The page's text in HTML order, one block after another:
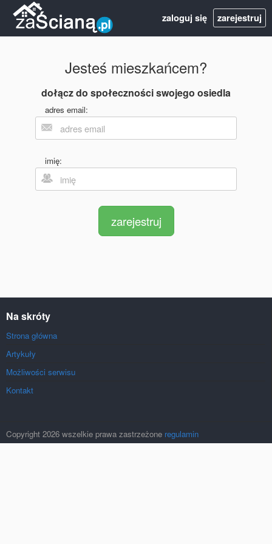
zaloguj się zarejestruj
Jesteś mieszkańcem?
dołącz do społeczności swojego osiedla
adres email:
imię:
zarejestruj
Na skróty
Strona główna
Artykuły
Możliwości serwisu
Kontakt
Copyright 2026 wszelkie prawa zastrzeżone regulamin